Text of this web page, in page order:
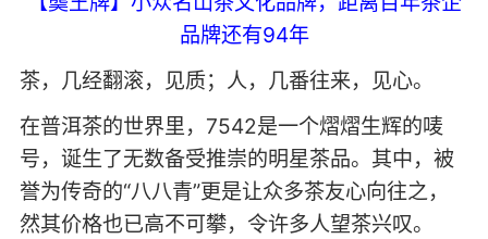
品牌还有94年
茶，几经翻滚，见质；人，几番往来，见心。
在普洱茶的世界里，7542是一个熠熠生辉的唛
号，诞生了无数备受推崇的明星茶品。其中，被
誉为传奇的“八八青”更是让众多茶友心向往之，
然其价格也已高不可攀，令许多人望茶兴叹。